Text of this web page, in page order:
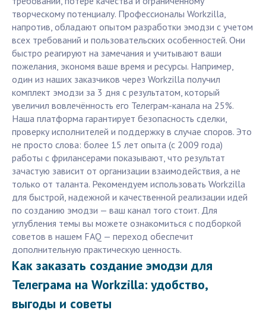
творческому потенциалу. Профессионалы Workzilla,
напротив, обладают опытом разработки эмодзи с учетом
всех требований и пользовательских особенностей. Они
быстро реагируют на замечания и учитывают ваши
пожелания, экономя ваше время и ресурсы. Например,
один из наших заказчиков через Workzilla получил
комплект эмодзи за 3 дня с результатом, который
увеличил вовлечённость его Телеграм-канала на 25%.
Наша платформа гарантирует безопасность сделки,
проверку исполнителей и поддержку в случае споров. Это
не просто слова: более 15 лет опыта (с 2009 года)
работы с фрилансерами показывают, что результат
зачастую зависит от организации взаимодействия, а не
только от таланта. Рекомендуем использовать Workzilla
для быстрой, надежной и качественной реализации идей
по созданию эмодзи — ваш канал того стоит. Для
углубления темы вы можете ознакомиться с подборкой
советов в нашем FAQ — переход обеспечит
дополнительную практическую ценность.
Как заказать создание эмодзи для
Телеграма на Workzilla: удобство,
выгоды и советы